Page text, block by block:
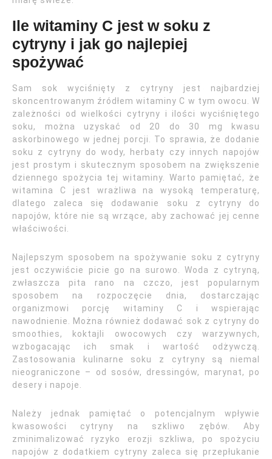
Ile witaminy C jest w soku z
cytryny i jak go najlepiej
spożywać
Sam sok wyciśnięty z cytryny jest najbardziej
skoncentrowanym źródłem witaminy C w tym owocu. W
zależności od wielkości cytryny i ilości wyciśniętego
soku, można uzyskać od 20 do 30 mg kwasu
askorbinowego w jednej porcji. To sprawia, że dodanie
soku z cytryny do wody, herbaty czy innych napojów
jest prostym i skutecznym sposobem na zwiększenie
dziennego spożycia tej witaminy. Warto pamiętać, że
witamina C jest wrażliwa na wysoką temperaturę,
dlatego zaleca się dodawanie soku z cytryny do
napojów, które nie są wrzące, aby zachować jej cenne
właściwości.
Najlepszym sposobem na spożywanie soku z cytryny
jest oczywiście picie go na surowo. Woda z cytryną,
zwłaszcza pita rano na czczo, jest popularnym
sposobem na rozpoczęcie dnia, dostarczając
organizmowi porcję witaminy C i wspierając
nawodnienie. Można również dodawać sok z cytryny do
smoothies, koktajli owocowych czy warzywnych,
wzbogacając ich smak i wartość odżywczą.
Zastosowania kulinarne soku z cytryny są niemal
nieograniczone – od sosów, dressingów, marynat, po
desery i napoje.
Należy jednak pamiętać o potencjalnym wpływie
kwasowości cytryny na szkliwo zębów. Aby
zminimalizować ryzyko erozji szkliwa, po spożyciu
napojów z dodatkiem cytryny zaleca się przepłukanie